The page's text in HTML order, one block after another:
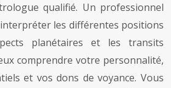
qualifié. Un professionnel
les différentes positions
planétaires et les transits
comprendre votre personnalité,
et vos dons de voyance. Vous